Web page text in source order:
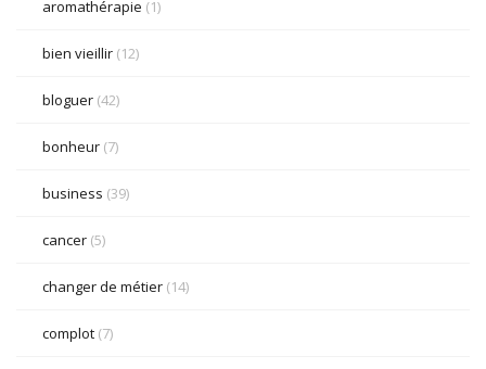
aromathérapie (1)
bien vieillir (12)
bloguer (42)
bonheur (7)
business (39)
cancer (5)
changer de métier (14)
complot (7)